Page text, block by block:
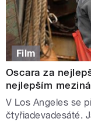
Film
Oscara za
nejlepším
V Los Angeles se
čtyřiadevadesáté.